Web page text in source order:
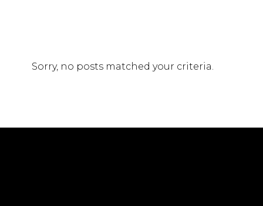
Sorry, no posts matched your criteria.